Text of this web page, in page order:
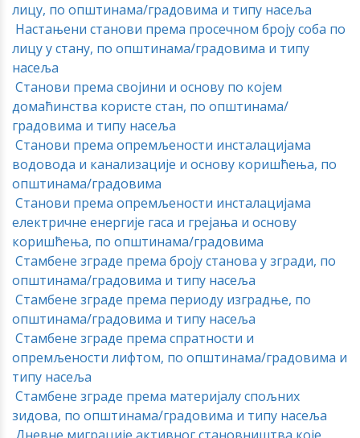
лицу, по општинама/градовима и типу насеља
Настањени станови према просечном броју соба по
лицу у стану, по општинама/градовима и типу
насеља
Станови према својини и основу по којем
домаћинства користе стан, по општинама/
градовима и типу насеља
Станови према опремљености инсталацијама
водовода и канализације и основу коришћења, по
општинама/градовима
Станови према опремљености инсталацијама
електричне енергије гаса и грејања и основу
коришћења, по општинама/градовима
Стамбене зграде према броју станова у згради, по
општинама/градовима и типу насеља
Стамбене зграде према периоду изградње, по
општинама/градовима и типу насеља
Стамбене зграде према спратности и
опремљености лифтом, по општинама/градовима и
типу насеља
Стамбене зграде према материјалу спољних
зидова, по општинама/градовима и типу насеља